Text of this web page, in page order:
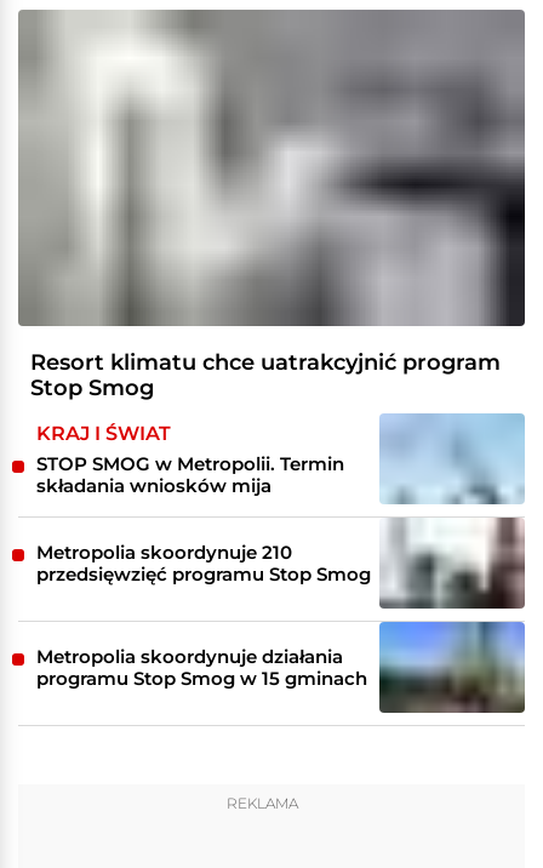
Resort klimatu chce uatrakcyjnić program
Stop Smog
KRAJ I ŚWIAT
STOP SMOG w Metropolii. Termin
składania wniosków mija
Metropolia skoordynuje 210
przedsięwzięć programu Stop Smog
Metropolia skoordynuje działania
programu Stop Smog w 15 gminach
REKLAMA